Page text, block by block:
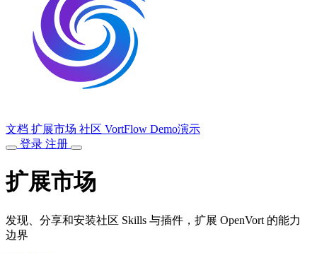
文档 扩展市场 社区 VortFlow Demo演示
登录 注册
扩展市场
发现、分享和安装社区 Skills 与插件，扩展 OpenVort 的能力
边界